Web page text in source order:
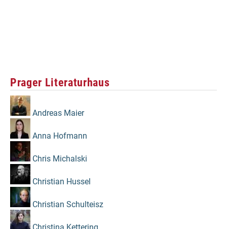
Prager Literaturhaus
Andreas Maier
Anna Hofmann
Chris Michalski
Christian Hussel
Christian Schulteisz